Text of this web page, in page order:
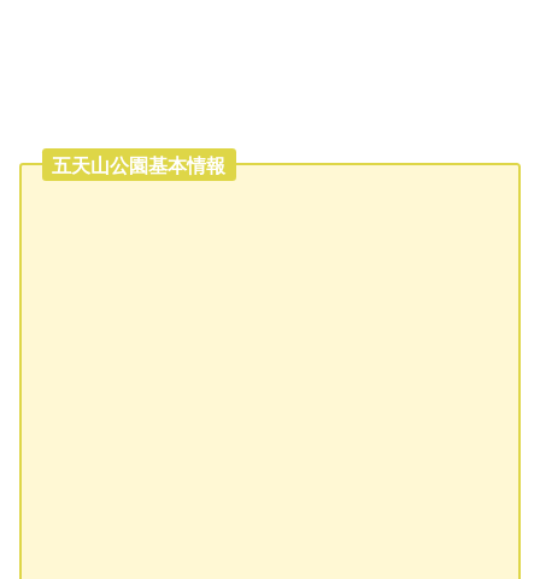
五天山公園基本情報